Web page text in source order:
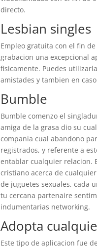
directo.
Lesbian singles
Empleo gratuita con el fin
grabacion una excepcional
fisicamente. Puedes
amistades y tambien en
Bumble
Bumble comenzo el
amiga de la grasa dio su
compania cual abandono
registrados, y referente a
entablar cualquier relacion.
cristiano acerca de
de juguetes sexuales, cada
tu cercana partenaire
indumentarias networking.
Adopta
Este tipo de aplicacion fue